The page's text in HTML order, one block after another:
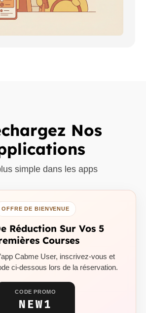
Nos
simple dans les apps
OFFRE DE BIENVENUE
Réduction Sur Vos 5
Courses
Cabme User, inscrivez-vous et
ci-dessous lors de la réservation.
CODE PROMO
NEW1